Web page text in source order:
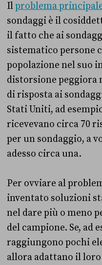
Ilproblema
sondaggi è il
il fatto che ai
sistematico persone
popolazione nel suo
distorsione peggiora
di risposta ai
Stati Uniti, ad
ricevevano circa 70
per un sondaggio, a
adesso circa una.
Per ovviare al
inventato soluzioni
nel dare più o meno
del campione. Se, ad
raggiungono pochi
allora adattano il loro